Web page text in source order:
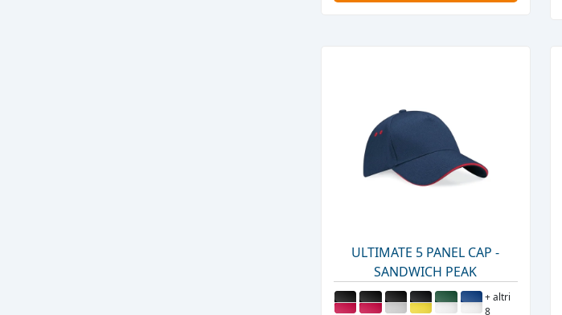
ULTIMATE 5 PANEL CAP -
SANDWICH PEAK
+ altri
8